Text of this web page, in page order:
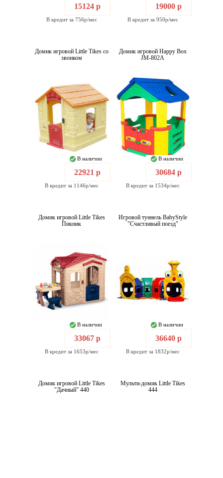
15124 р
В кредит за 756р/мес
19000 р
В кредит за 950р/мес
Домик игровой Little Tikes со
звонком
В наличии
22921 р
В кредит за 1146р/мес
Домик игровой Happy Box
JM-802А
В наличии
30684 р
В кредит за 1534р/мес
Домик игровой Little Tikes
Пикник
В наличии
33067 р
В кредит за 1653р/мес
Игровой туннель BabyStyle
"Счастливый поезд"
В наличии
36640 р
В кредит за 1832р/мес
Домик игровой Little Tikes
"Дачный" 440
Мульти-домик Little Tikes
444